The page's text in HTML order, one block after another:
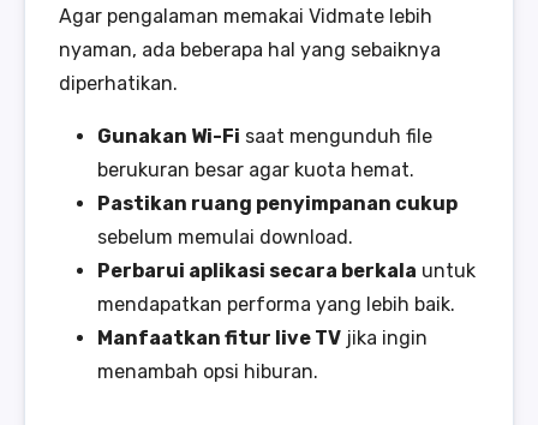
Agar pengalaman memakai Vidmate lebih
nyaman, ada beberapa hal yang sebaiknya
diperhatikan.
Gunakan Wi-Fi saat mengunduh file
berukuran besar agar kuota hemat.
Pastikan ruang penyimpanan cukup
sebelum memulai download.
Perbarui aplikasi secara berkala untuk
mendapatkan performa yang lebih baik.
Manfaatkan fitur live TV jika ingin
menambah opsi hiburan.